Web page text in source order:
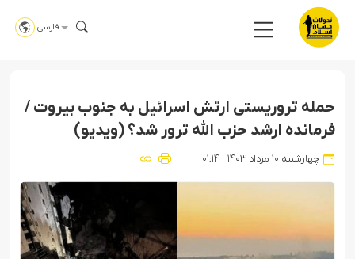
فارسی
حمله تروریستی ارتش اسرائیل به جنوب بیروت /
فرمانده ارشد حزب الله ترور شد؟ (ویدیو)
چهارشنبه ۱۰ مرداد ۱۴۰۳ - ۰۱:۱۴